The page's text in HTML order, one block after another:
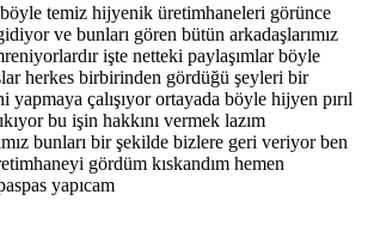
temiz hijyenik üretimhaneleri görünce
ve bunları gören bütün arkadaşlarımız
işte netteki paylaşımlar böyle
herkes birbirinden gördüğü şeyleri bir
yapmaya çalışıyor ortayada böyle hijyen pırıl
bu işin hakkını vermek lazım
bunları bir şekilde bizlere geri veriyor ben
gördüm kıskandım hemen
yapıcam